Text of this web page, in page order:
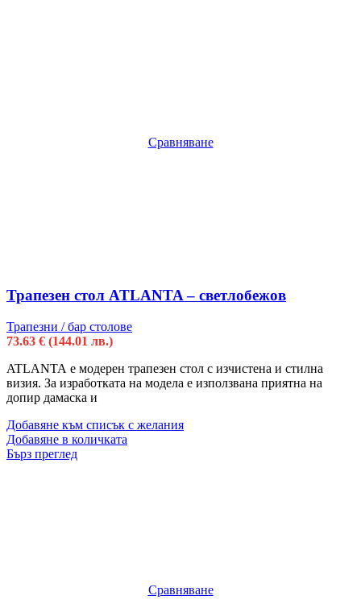
Сравняване
Трапезен стол ATLANTA – светлобежов
Трапезни / бар столове
73.63 € (144.01 лв.)
ATLANTA е модерен трапезен стол с изчистена и стилна
визия. За изработката на модела е използвана приятна на
допир дамаска и
Добавяне към списък с желания
Добавяне в количката
Бърз преглед
Сравняване